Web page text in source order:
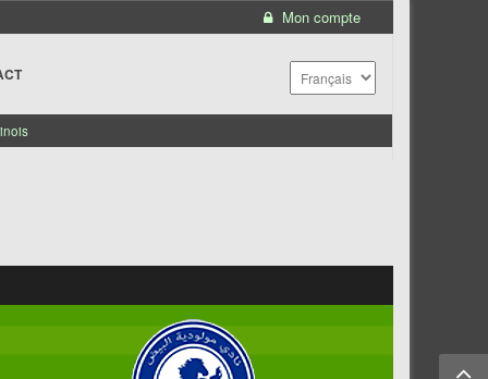
Mon compte